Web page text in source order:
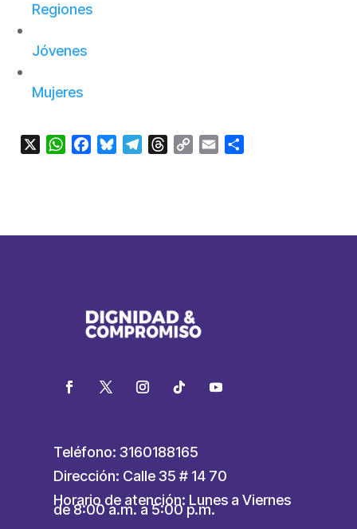
Regiones
Jóvenes
Mujeres
WhatsApp
FacebookBlueskyTelegramThreads
Copy Email
Teléfono: 3160188165
Dirección: Calle 35 # 14 70
Horario de atención: Lunes a Viernes
de 8:00 a.m. a 5:00 p.m.